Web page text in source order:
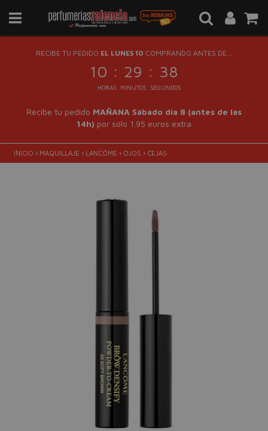
RECIBE TU PEDIDO EL LUNES 10 COMPRANDO ANTES DE...
10 : 29 : 37
HORAS MINUTOS SEGUNDOS
Recibe tu pedido MAÑANA Sábado día 8 (antes de las
14h) por sólo 1.95 euros extra
INICIO › MAQUILLAJE › LANCÔME › OJOS › CEJAS